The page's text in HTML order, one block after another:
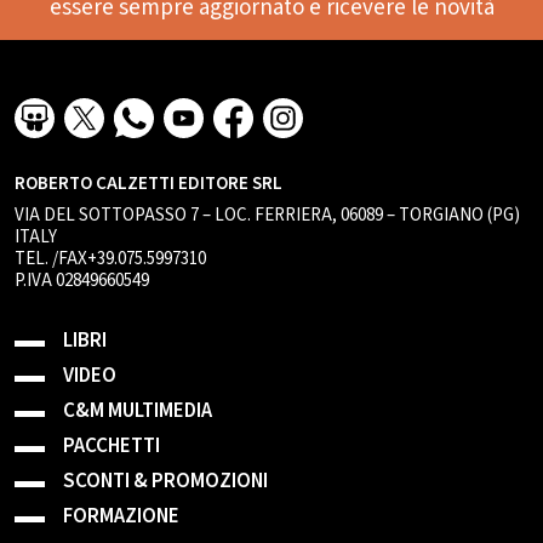
essere sempre aggiornato e ricevere le novità
ROBERTO CALZETTI EDITORE SRL
VIA DEL SOTTOPASSO 7 – LOC. FERRIERA, 06089 – TORGIANO (PG)
ITALY
TEL. /FAX+39.075.5997310
P.IVA 02849660549
LIBRI
VIDEO
C&M MULTIMEDIA
PACCHETTI
SCONTI & PROMOZIONI
FORMAZIONE